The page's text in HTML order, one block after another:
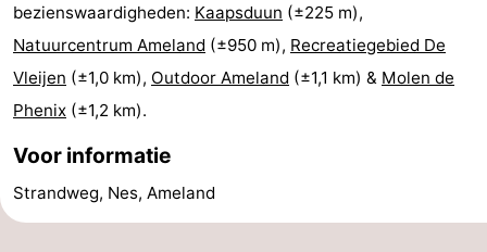
-
Boomhiemke
-
Landal
Ameland
Last
minutes
Strand
Zien
bezienswaardigheden: Kaapsduun (±225 m),
Natuurcentrum Ameland (±950 m), Recreatiegebied De
Vleijen (±1,0 km), Outdoor Ameland (±1,1 km) & Molen de
Phenix (±1,2 km).
Voor informatie
Strandweg, Nes, Ameland